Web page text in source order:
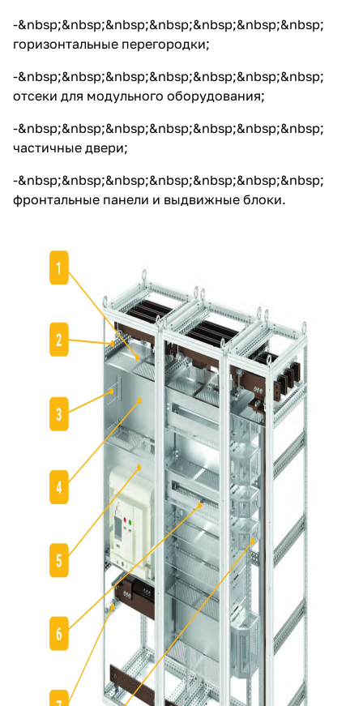
-&nbsp;&nbsp;&nbsp;&nbsp;&nbsp;&nbsp;&nbsp;
горизонтальные перегородки;
-&nbsp;&nbsp;&nbsp;&nbsp;&nbsp;&nbsp;&nbsp;
отсеки для модульного оборудования;
-&nbsp;&nbsp;&nbsp;&nbsp;&nbsp;&nbsp;&nbsp;
частичные двери;
-&nbsp;&nbsp;&nbsp;&nbsp;&nbsp;&nbsp;&nbsp;
фронтальные панели и выдвижные блоки.